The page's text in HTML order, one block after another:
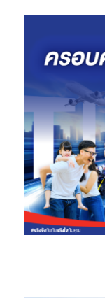
เมื่อโดนผลกระทบจ
ธุรกิจกับGrand
บาท มุ่งมั่นทำธุรกิจอ
Cor Coffee กาแฟสุ
อย่างเราที่มีทุนทรัพ
เจ้าของแบรนด์สินค้า
มีเครื่องมือทันสมัยพ
ด้วยกัน”
ปุณณดา วงศ์นิลคง
มากมายแต่ไม่ประสบ
Global ระยะหนึ่งแล